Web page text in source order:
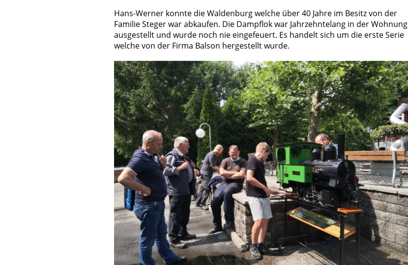
Hans-Werner konnte die Waldenburg welche über 40 Jahre im Besitz von der
Familie Steger war abkaufen. Die Dampflok war Jahrzehntelang in der Wohnung
ausgestellt und wurde noch nie eingefeuert. Es handelt sich um die erste Serie
welche von der Firma Balson hergestellt wurde.